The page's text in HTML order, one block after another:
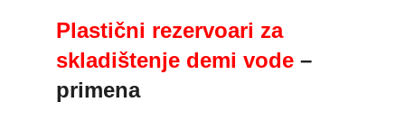
Plastični rezervoari za
skladištenje demi vodе –
primena